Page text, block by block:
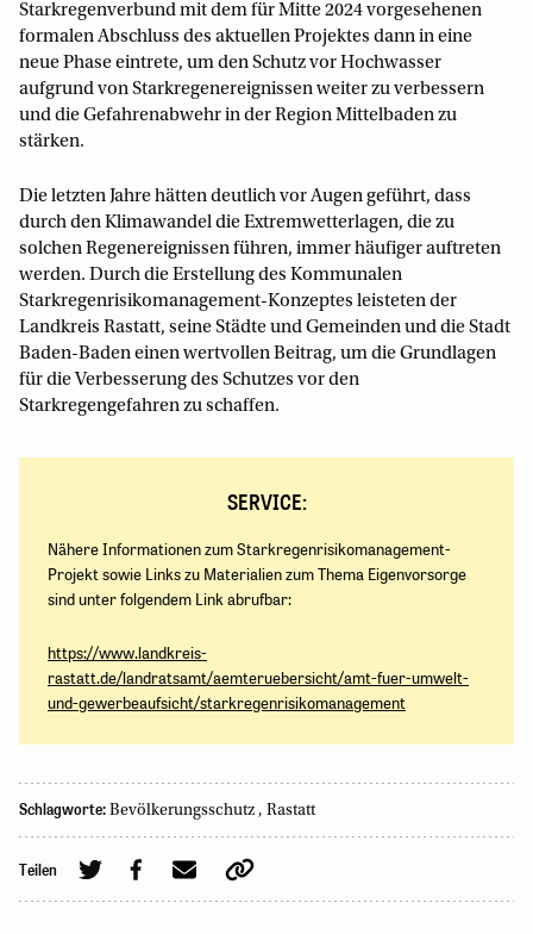
Starkregenverbund mit dem für Mitte 2024 vorgesehenen
formalen Abschluss des aktuellen Projektes dann in eine
neue Phase eintrete, um den Schutz vor Hochwasser
aufgrund von Starkregenereignissen weiter zu verbessern
und die Gefahrenabwehr in der Region Mittelbaden zu
stärken.
Die letzten Jahre hätten deutlich vor Augen geführt, dass
durch den Klimawandel die Extremwetterlagen, die zu
solchen Regenereignissen führen, immer häufiger auftreten
werden. Durch die Erstellung des Kommunalen
Starkregenrisikomanagement-Konzeptes leisteten der
Landkreis Rastatt, seine Städte und Gemeinden und die Stadt
Baden-Baden einen wertvollen Beitrag, um die Grundlagen
für die Verbesserung des Schutzes vor den
Starkregengefahren zu schaffen.
SERVICE:
Nähere Informationen zum Starkregenrisikomanagement-
Projekt sowie Links zu Materialien zum Thema Eigenvorsorge
sind unter folgendem Link abrufbar:
https://www.landkreis-
rastatt.de/landratsamt/aemteruebersicht/amt-fuer-umwelt-
und-gewerbeaufsicht/starkregenrisikomanagement
Schlagworte: Bevölkerungsschutz , Rastatt
Teilen